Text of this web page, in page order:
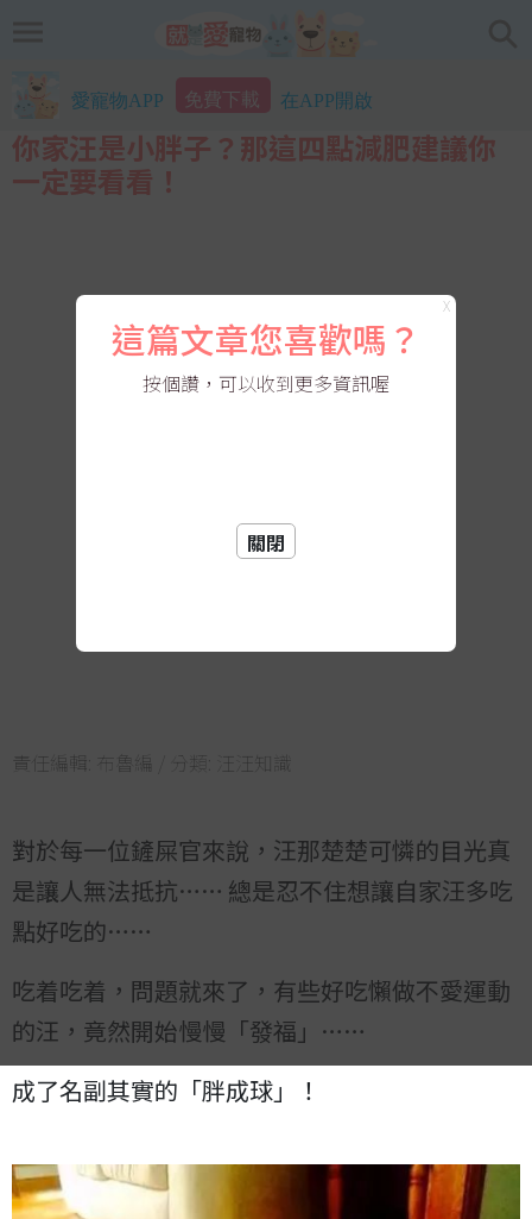
愛寵物APP 免費下載 在APP開啟
你家汪是小胖子？那這四點減肥建議你
一定要看看！
責任編輯: 布魯編 / 分類: 汪汪知識
對於每一位鏟屎官來說，汪那楚楚可憐的目光真
是讓人無法抵抗…… 總是忍不住想讓自家汪多吃
點好吃的……
吃着吃着，問題就來了，有些好吃懶做不愛運動
的汪，竟然開始慢慢「發福」……
成了名副其實的「胖成球」！
X
這篇文章您喜歡嗎？
按個讚，可以收到更多資訊喔
關閉